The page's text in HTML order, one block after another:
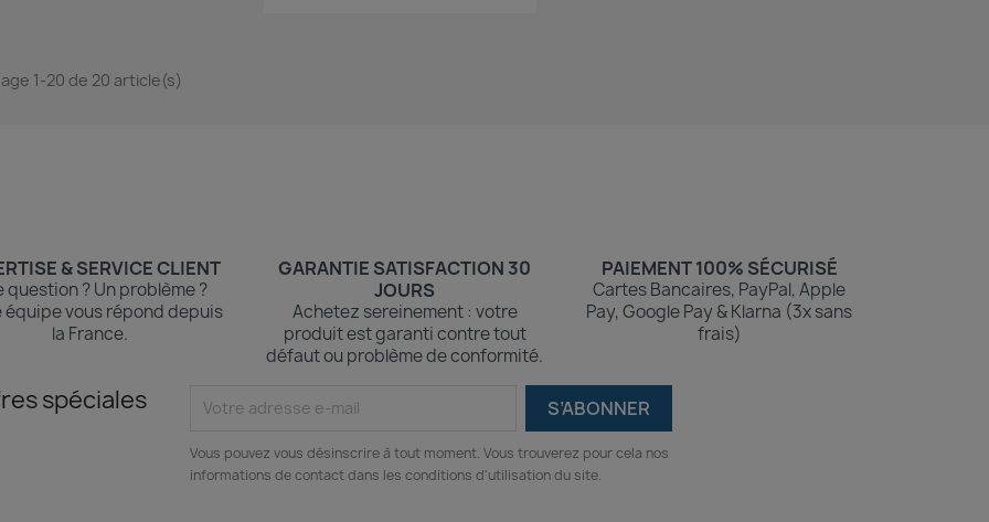
1-20 de 20 article(s)
& SERVICE CLIENT
question ? Un problème ?
équipe vous répond depuis
la France.
GARANTIE SATISFACTION 30
JOURS
Achetez sereinement : votre
produit est garanti contre tout
défaut ou problème de conformité.
PAIEMENT 100% SÉCURISÉ
Cartes Bancaires, PayPal, Apple
Pay, Google Pay & Klarna (3x sans
frais)
spéciales
Vous pouvez vous désinscrire à tout moment. Vous trouverez pour cela nos
informations de contact dans les conditions d'utilisation du site.